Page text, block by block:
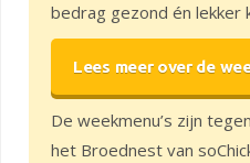
bedrag gezond én lekker
Lees meer over de
De weekmenu’s zijn
het Broednest van